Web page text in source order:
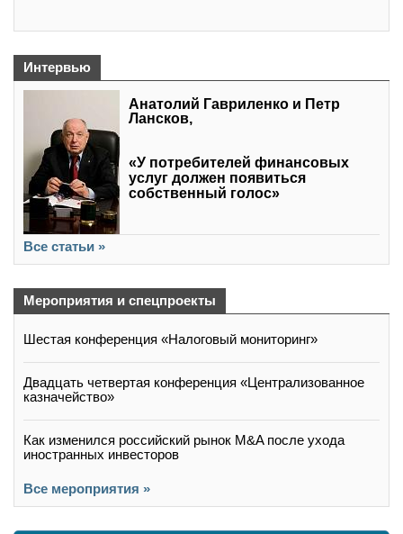
Интервью
Анатолий Гавриленко и Петр
Лансков,
«У потребителей финансовых
услуг должен появиться
собственный голос»
Все статьи »
Мероприятия и спецпроекты
Шестая конференция «Налоговый мониторинг»
Двадцать четвертая конференция «Централизованное
казначейство»
Как изменился российский рынок M&A после ухода
иностранных инвесторов
Все мероприятия »